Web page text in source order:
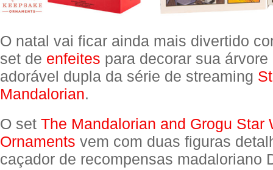
O natal vai ficar ainda mais divertido
set de enfeites para decorar sua árvore
adorável dupla da série de streaming
Mandalorian.
O set The Mandalorian and Grogu Star
Ornaments vem com duas figuras
caçador de recompensas madaloriano